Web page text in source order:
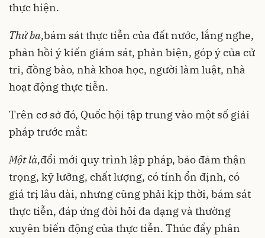
thực hiện.
Thứ ba,bám sát thực tiễn của đất nước, lắng nghe,
phản hồi ý kiến giám sát, phản biện, góp ý của cử
tri, đồng bào, nhà khoa học, người làm luật, nhà
hoạt động thực tiễn.
Trên cơ sở đó, Quốc hội tập trung vào một số giải
pháp trước mắt:
Một là,đổi mới quy trình lập pháp, bảo đảm thận
trọng, kỹ lưỡng, chất lượng, có tính ổn định, có
giá trị lâu dài, nhưng cũng phải kịp thời, bám sát
thực tiễn, đáp ứng đòi hỏi đa dạng và thường
xuyên biến động của thực tiễn. Thúc đẩy phân